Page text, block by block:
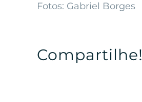
Fotos: Gabriel Borges
Compartilhe!